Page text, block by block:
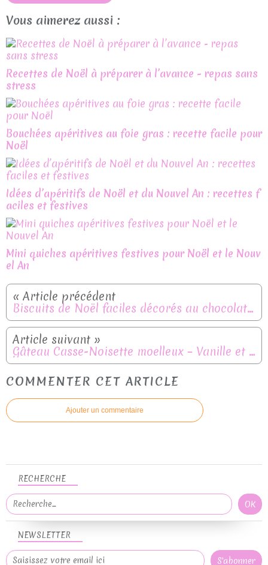
Vous aimerez aussi :
Recettes de Noël à préparer à l’avance - repas sans
stress
Bouchées apéritives au foie gras : recette facile pour
Noël
Idées d’apéritifs de Noël et du Nouvel An : recettes f
aciles et festives
Mini quiches apéritives festives pour Noël et le Nouv
el An
Biscuits de Noël faciles décorés au chocolat coloré
Gâteau Casse-Noisette moelleux – Vanille et sirop d’érable
COMMENTER CET ARTICLE
Ajouter un commentaire
NEWSLETTER
RECHERCHE